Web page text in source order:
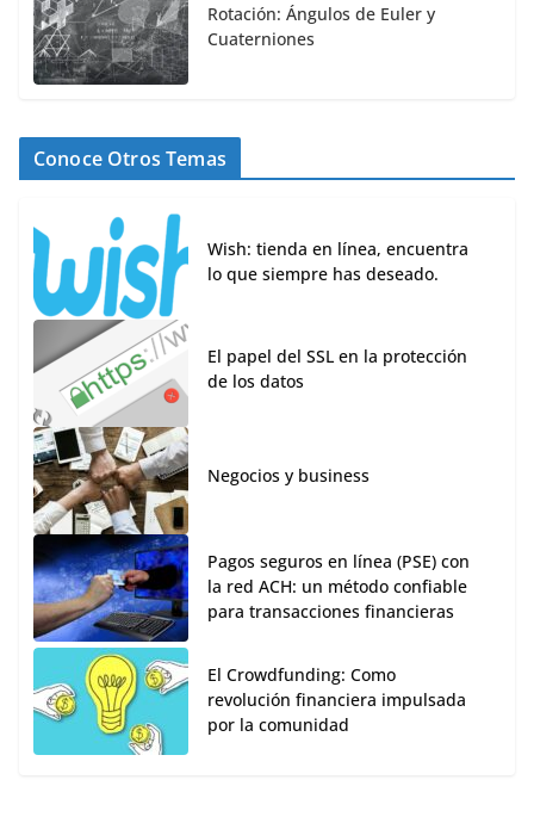
Rotación: Ángulos de Euler y
Cuaterniones
Conoce Otros Temas
Wish: tienda en línea, encuentra
lo que siempre has deseado.
El papel del SSL en la protección
de los datos
Negocios y business
Pagos seguros en línea (PSE) con
la red ACH: un método confiable
para transacciones financieras
El Crowdfunding: Como
revolución financiera impulsada
por la comunidad